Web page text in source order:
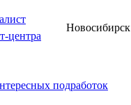
центра
Новосибирск
подработок